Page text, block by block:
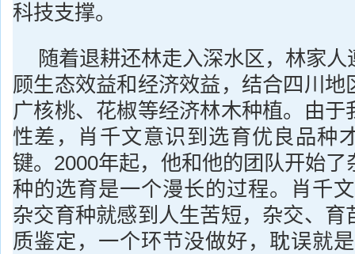
科技支撑。
随着退耕还林走入深水区，林家
顾生态效益和经济效益，结合四川地
广核桃、花椒等经济林木种植。由于
性差，肖千文意识到选育优良品种
键。2000年起，他和他的团队开始
种的选育是一个漫长的过程。肖千
杂交育种就感到人生苦短，杂交、育
质鉴定，一个环节没做好，耽误就